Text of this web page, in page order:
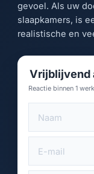
gevoel. Als uw
slaapkamers, is
realistische en
Vrijblijvend
Reactie binnen 1